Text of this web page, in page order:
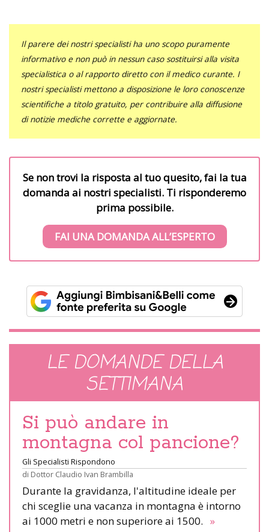
Il parere dei nostri specialisti ha uno scopo puramente
informativo e non può in nessun caso sostituirsi alla visita
specialistica o al rapporto diretto con il medico curante. I
nostri specialisti mettono a disposizione le loro conoscenze
scientifiche a titolo gratuito, per contribuire alla diffusione
di notizie mediche corrette e aggiornate.
Se non trovi la risposta al tuo quesito, fai la tua
domanda ai nostri specialisti. Ti risponderemo
prima possibile.
FAI UNA DOMANDA ALL’ESPERTO
LE DOMANDE DELLA
SETTIMANA
Si può andare in
montagna col pancione?
Gli Specialisti Rispondono
di Dottor Claudio Ivan Brambilla
Durante la gravidanza, l'altitudine ideale per
chi sceglie una vacanza in montagna è intorno
ai 1000 metri e non superiore ai 1500. »